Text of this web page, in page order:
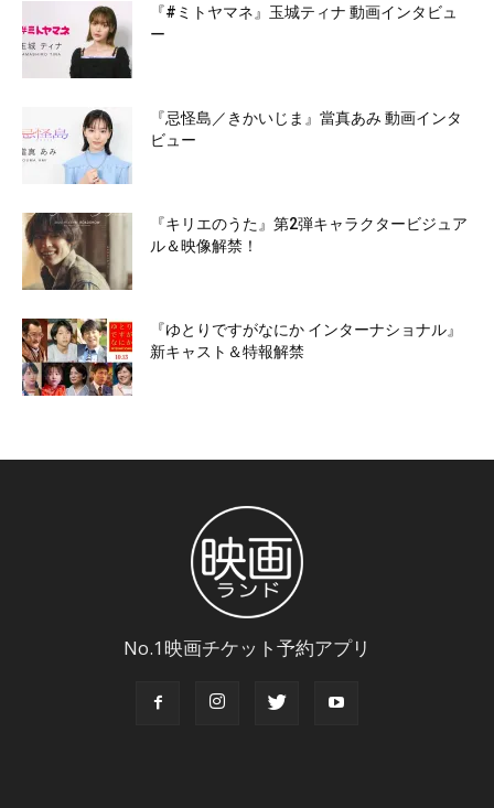
『#ミトヤマネ』玉城ティナ 動画インタビュ
ー
『忌怪島／きかいじま』當真あみ 動画インタ
ビュー
『キリエのうた』第2弾キャラクタービジュア
ル＆映像解禁！
『ゆとりですがなにか インターナショナル』
新キャスト＆特報解禁
No.1映画チケット予約アプリ